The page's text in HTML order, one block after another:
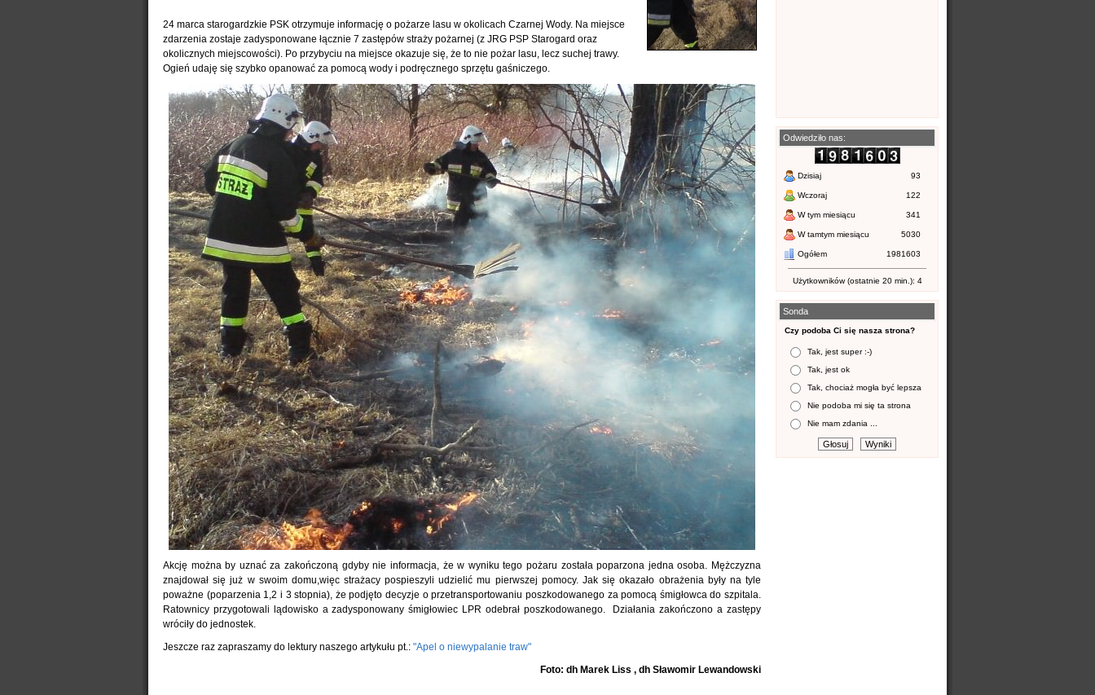
24 marca starogardzkie PSK otrzymuje informację o pożarze lasu w okolicach Czarnej Wody. Na miejsce
zdarzenia zostaje zadysponowane łącznie 7 zastępów straży pożarnej (z JRG PSP Starogard oraz
okolicznych miejscowości). Po przybyciu na miejsce okazuje się, że to nie pożar lasu, lecz suchej trawy.
Ogień udaję się szybko opanować za pomocą wody i podręcznego sprzętu gaśniczego.
Akcję można by uznać za zakończoną gdyby nie informacja, że w wyniku tego pożaru została poparzona jedna osoba. Mężczyzna
znajdował się już w swoim domu,więc strażacy pospieszyli udzielić mu pierwszej pomocy. Jak się okazało obrażenia były na tyle
poważne (poparzenia 1,2 i 3 stopnia), że podjęto decyzje o przetransportowaniu poszkodowanego za pomocą śmigłowca do szpitala.
Ratownicy przygotowali lądowisko a zadysponowany śmigłowiec LPR odebrał poszkodowanego. Działania zakończono a zastępy
wróciły do jednostek.
Jeszcze raz zapraszamy do lektury naszego artykułu pt.: "Apel o niewypalanie traw"
Foto: dh Marek Liss , dh Sławomir Lewandowski
Odwiedziło nas:
Dzisiaj 93
Wczoraj 122
W tym miesiącu 341
W tamtym miesiącu 5030
Ogółem 1981603
Użytkowników (ostatnie 20 min.): 4
Sonda
Czy podoba Ci się nasza strona?
Tak, jest super :-)
Tak, jest ok
Tak, chociaż mogła być lepsza
Nie podoba mi się ta strona
Nie mam zdania ...